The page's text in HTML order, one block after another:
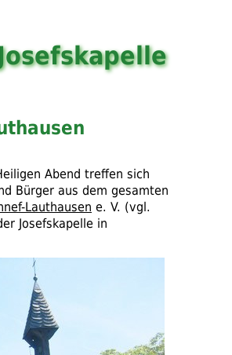
Abend treffen sich
Bürger aus dem gesamten
Lauthausen e. V. (vgl.
Josefskapelle in